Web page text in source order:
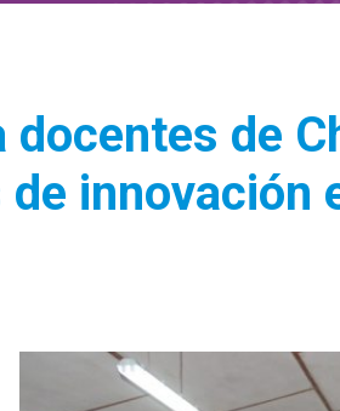
docentes de
innovación